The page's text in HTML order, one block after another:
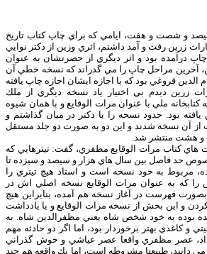
و شصت و هفت، ايامي كه براي چاپ كتاب تاريخ
زرين رفت و آمد داشتم، اثري وزين از دكتر نوايي
درآمده بود و اثر ديگري از حضرتشان به عنوان
آخرين مراحل چاپ را مي گذراند كه نسخه خطي آن
فروغي بود كه با اجازه ايشان اجازه چاپ يافته
زرين ديدم بي اختيار ياد نسخه ديگري از ملك
كتابخانه ملي با عنوان مرات الوقايع و با همان شيوه
بود. حدود نسخه را با دكتر در ميان گذاشتم و
از آن نسخه شدند و اين دو به صورت دو جلد مستقل
هشت منتشر شد.
كتاب مرات الوقايع مظفري، گفت: تيترهايي كه
حد فاصل بين سال هاي هزار و سيصد و سيزده تا
مربوط به خود نسخه است و استاد هيچ تيتري را
را كه به عنوان مرات الوقايع نسخه اصلي اش در
بصورت فهرست در آغاز نسخه هم آمده، بنابراين هيچ
و اين بخش از نسخه مرات الوقايع و يا يادداشت
بوده به خود شخص شاه يعني مظفرالدين شاه. به
و كاغذي بهتر برخوردار بود، اما اگر دو حادثه مهم
عصر مظفري واقعا عصر عياشي و خوش گذراني
دانند، طبيعتا مشروطه است، اما يك واقعه هم چند